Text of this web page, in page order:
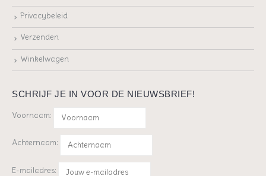
Privacybeleid
Verzenden
Winkelwagen
SCHRIJF JE IN VOOR DE NIEUWSBRIEF!
Voornaam:
Achternaam:
E-mailadres: